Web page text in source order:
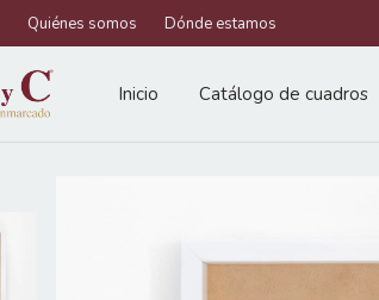
Quiénes somos Dónde estamos
Inicio Catálogo de cuadros